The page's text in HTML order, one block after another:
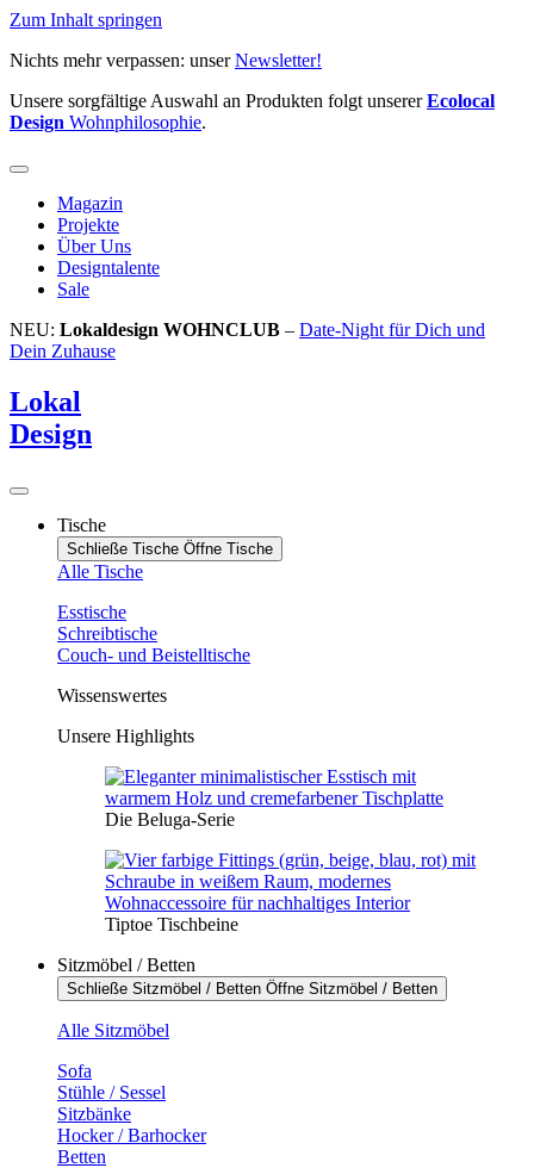
Zum Inhalt springen
Nichts mehr verpassen: unserNewsletter!
Unsere sorgfältige Auswahl an Produkten folgt unsererEcolocal
Design Wohnphilosophie.
Magazin
Projekte
Über Uns
Designtalente
Sale
NEU: Lokaldesign WOHNCLUB – Date-Night für Dich und
Dein Zuhause
Lokal
Design
Tische
Schließe Tische Öffne Tische
Alle Tische
Esstische
Schreibtische
Couch- und Beistelltische
Wissenswertes
Unsere Highlights
Die Beluga-Serie
Tiptoe Tischbeine
Sitzmöbel / Betten
Schließe Sitzmöbel / Betten Öffne Sitzmöbel / Betten
Alle Sitzmöbel
Sofa
Stühle / Sessel
Sitzbänke
Hocker / Barhocker
Betten